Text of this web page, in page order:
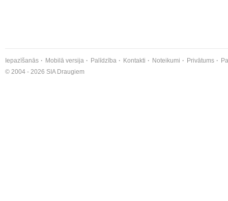
Iepazīšanās Mobilā versija Palīdzība Kontakti Noteikumi Privātums
© 2004 - 2026 SIA Draugiem